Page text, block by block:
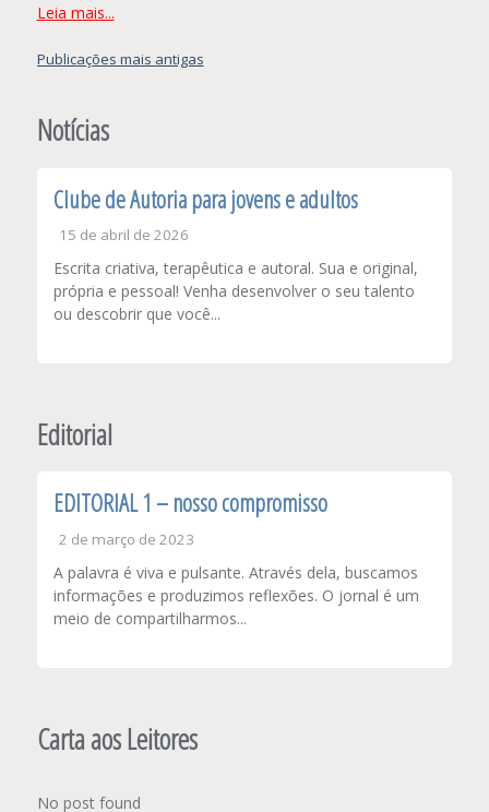
Leia mais...
Navegação
posts
Publicações mais antigas
Notícias
Clube de Autoria para jovens e adultos
15 de abril de 2026
Escrita criativa, terapêutica e autoral. Sua e original,
própria e pessoal! Venha desenvolver o seu talento
ou descobrir que você...
Editorial
EDITORIAL 1 – nosso compromisso
2 de março de 2023
A palavra é viva e pulsante. Através dela, buscamos
informações e produzimos reflexões. O jornal é um
meio de compartilharmos...
Carta aos Leitores
No post found